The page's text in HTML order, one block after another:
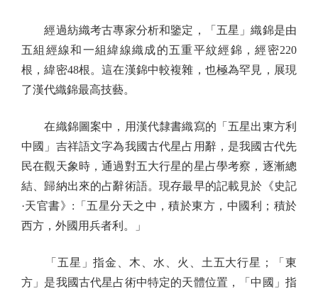
經過紡織考古專家分析和鑒定，「五星」織錦是由
五組經線和一組緯線織成的五重平紋經錦，經密220
根，緯密48根。這在漢錦中較複雜，也極為罕見，展現
了漢代織錦最高技藝。
在織錦圖案中，用漢代隸書織寫的「五星出東方利
中國」吉祥語文字為我國古代星占用辭，是我國古代先
民在觀天象時，通過對五大行星的星占學考察，逐漸總
結、歸納出來的占辭術語。現存最早的記載見於《史記
·天官書》:「五星分天之中，積於東方，中國利；積於
西方，外國用兵者利。」
「五星」指金、木、水、火、土五大行星；「東
方」是我國古代星占術中特定的天體位置，「中國」指